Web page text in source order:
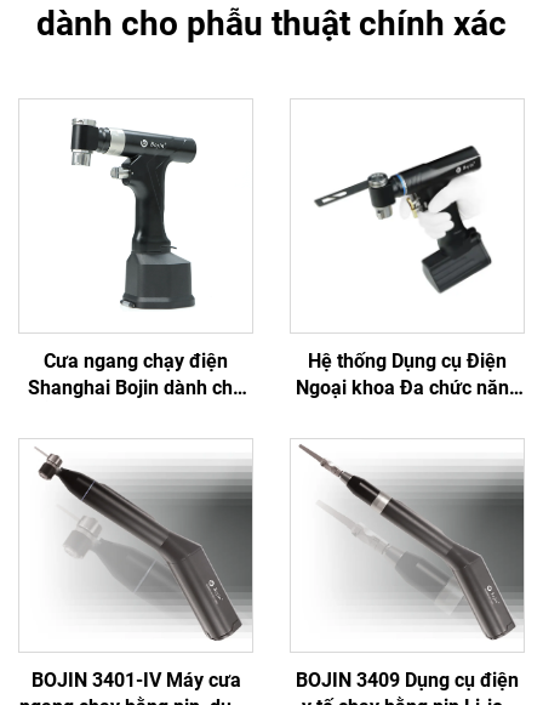
dành cho phẫu thuật chính xác
Cưa ngang chạy điện
Shanghai Bojin dành cho
thương khớp Hệ thống
5501 Hệ thống 5000
Hệ thống Dụng cụ Điện
Ngoại khoa Đa chức năng
phẫu thuật tích hợp Tất cả
trong một, Máy vặn vít
dùng trong Phẫu thuật
Chấn thương & Khớp
BOJIN 3401-IV Máy cưa
BOJIN 3409 Dụng cụ điện